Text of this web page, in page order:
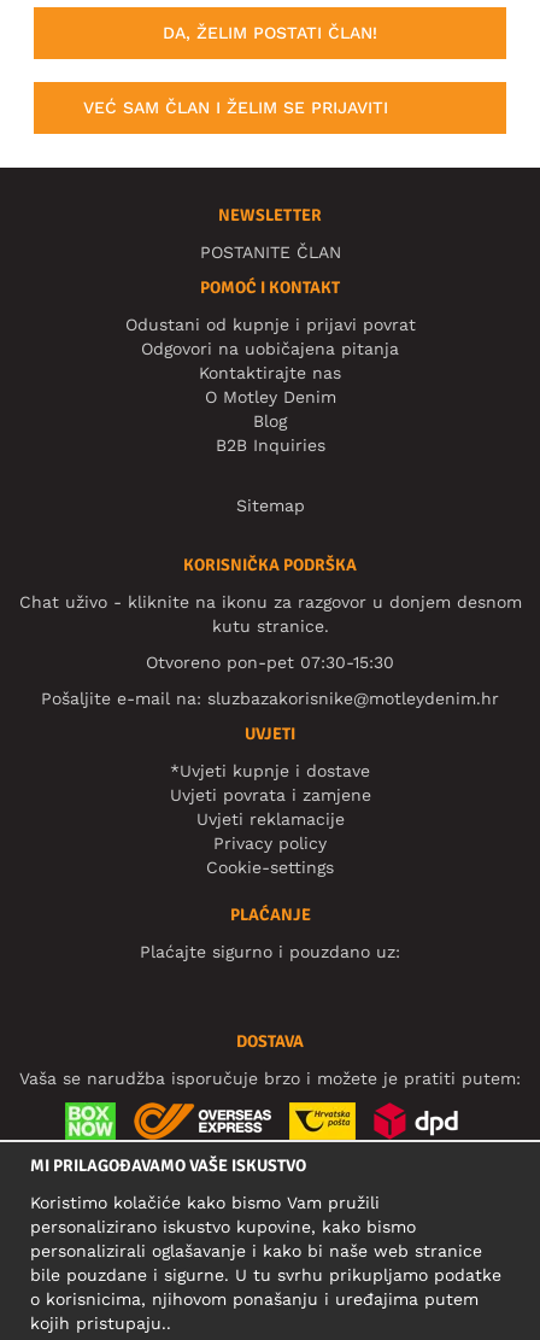
DA, ŽELIM POSTATI ČLAN!
VEĆ SAM ČLAN I ŽELIM SE PRIJAVITI
NEWSLETTER
POSTANITE ČLAN
POMOĆ I KONTAKT
Odustani od kupnje i prijavi povrat
Odgovori na uobičajena pitanja
Kontaktirajte nas
O Motley Denim
Blog
B2B Inquiries
Sitemap
KORISNIČKA PODRŠKA
Chat uživo - kliknite na ikonu za razgovor u donjem desnom
kutu stranice.
Otvoreno pon-pet 07:30-15:30
Pošaljite e-mail na: sluzbazakorisnike@motleydenim.hr
UVJETI
*Uvjeti kupnje i dostave
Uvjeti povrata i zamjene
Uvjeti reklamacije
Privacy policy
Cookie-settings
PLAĆANJE
Plaćajte sigurno i pouzdano uz:
DOSTAVA
Vaša se narudžba isporučuje brzo i možete je pratiti putem:
POSLOVNA ADRESA
Motley Denim Europe OÜ
MI PRILAGOĐAVAMO VAŠE ISKUSTVO
Koristimo kolačiće kako bismo Vam pružili
personalizirano iskustvo kupovine, kako bismo
personalizirali oglašavanje i kako bi naše web stranice
bile pouzdane i sigurne. U tu svrhu prikupljamo podatke
o korisnicima, njihovom ponašanju i uređajima putem
kojih pristupaju..